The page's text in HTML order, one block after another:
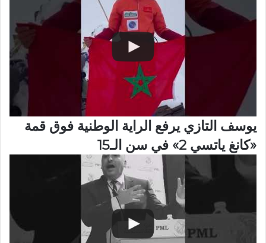
يوسف التازي يرفع الراية الوطنية فوق قمة
«كانغ ياتسي 2» في سن الـ15